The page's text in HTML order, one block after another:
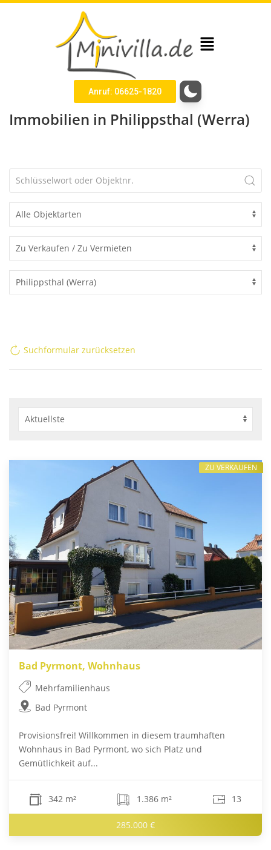
Anruf: 06625-1820
Immobilien in Philippsthal (Werra)
Suchformular zurücksetzen
Bad Pyrmont, Wohnhaus
Mehrfamilienhaus
Bad Pyrmont
Provisionsfrei! Willkommen in diesem traumhaften
Wohnhaus in Bad Pyrmont, wo sich Platz und
Gemütlichkeit auf...
342 m² 1.386 m² 13
285.000 €
ZU VERKAUFEN